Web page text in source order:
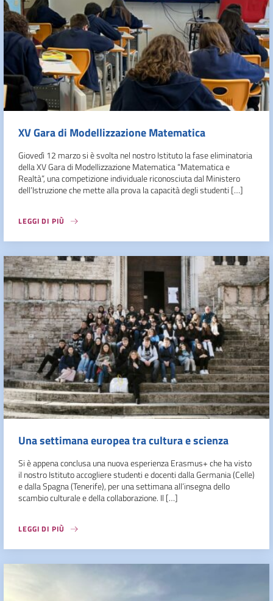
XV Gara di Modellizzazione Matematica
Giovedì 12 marzo si è svolta nel nostro Istituto la fase eliminatoria
della XV Gara di Modellizzazione Matematica “Matematica e
Realtà”, una competizione individuale riconosciuta dal Ministero
dell’Istruzione che mette alla prova la capacità degli studenti […]
LEGGI DI PIÙ
Una settimana europea tra cultura e scienza
Si è appena conclusa una nuova esperienza Erasmus+ che ha visto
il nostro Istituto accogliere studenti e docenti dalla Germania (Celle)
e dalla Spagna (Tenerife), per una settimana all’insegna dello
scambio culturale e della collaborazione. Il […]
LEGGI DI PIÙ